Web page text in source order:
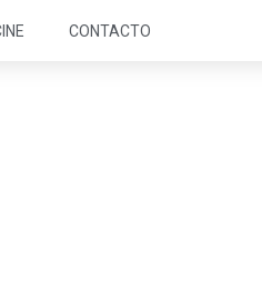
CONTACTO